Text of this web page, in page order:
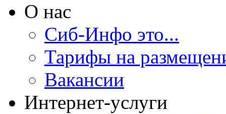
О нас
Сиб-Инфо это...
Тарифы на
Вакансии
Интернет-услуги